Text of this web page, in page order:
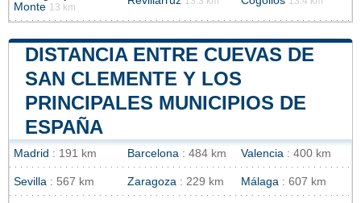
Monte 13 km
DISTANCIA ENTRE CUEVAS DE
SAN CLEMENTE Y LOS
PRINCIPALES MUNICIPIOS DE
ESPAÑA
Madrid : 191 km Barcelona : 484 km Valencia : 400 km
Sevilla : 567 km Zaragoza : 229 km Málaga : 607 km